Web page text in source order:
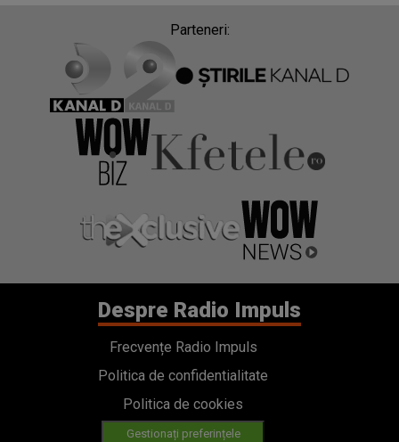
Parteneri:
Despre Radio Impuls
Frecvențe Radio Impuls
Politica de confidentialitate
Politica de cookies
Gestionați preferințele